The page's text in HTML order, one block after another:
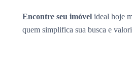
Encontre seu imóvel ideal hoje
quem simplifica sua busca e